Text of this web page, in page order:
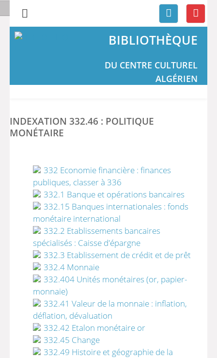
BIBLIOTHÈQUE
DU CENTRE CULTUREL
ALGÉRIEN
INDEXATION 332.46 : POLITIQUE
MONÉTAIRE
332 Economie financière : finances
publiques, classer à 336
332.1 Banque et opérations bancaires
332.15 Banques internationales : fonds
monétaire international
332.2 Etablissements bancaires
spécialisés : Caisse d'épargne
332.3 Etablissement de crédit et de prêt
332.4 Monnaie
332.404 Unités monétaires (or, papier-
monnaie)
332.41 Valeur de la monnaie : inflation,
déflation, dévaluation
332.42 Etalon monétaire or
332.45 Change
332.49 Histoire et géographie de la